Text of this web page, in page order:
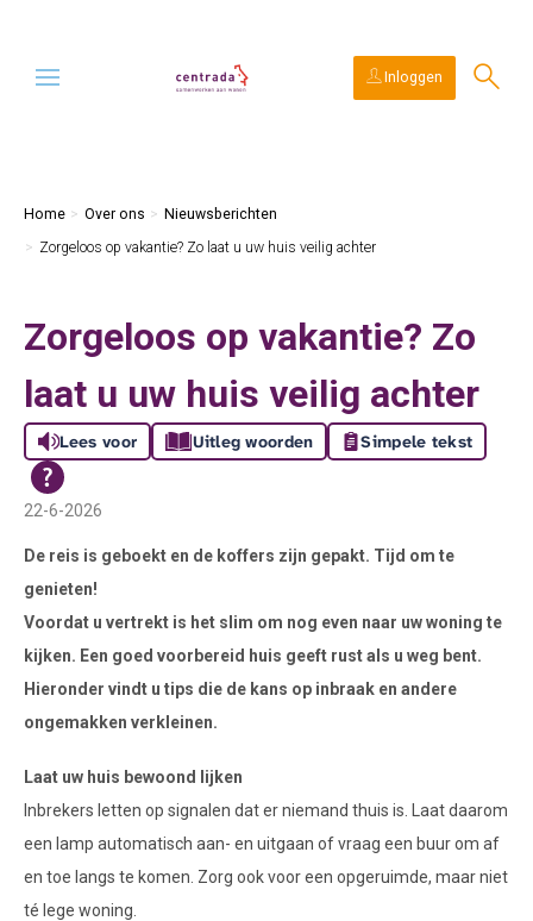
Naar de homepage
Ga naar Hoofd Inloggen
Home Over ons
Nieuwsberichten
Zorgeloos op vakantie? Zo laat u uw huis veilig achter
Zorgeloos op vakantie? Zo
laat u uw huis veilig achter
Lees voor Uitleg woorden Simpele tekst
22-6-2026
De reis is geboekt en de koffers zijn gepakt. Tijd om te
genieten!
Voordat u vertrekt is het slim om nog even naar uw woning te
kijken. Een goed voorbereid huis geeft rust als u weg bent.
Hieronder vindt u tips die de kans op inbraak en andere
ongemakken verkleinen.
Laat uw huis bewoond lijken
Inbrekers letten op signalen dat er niemand thuis is. Laat daarom
een lamp automatisch aan- en uitgaan of vraag een buur om af
en toe langs te komen. Zorg ook voor een opgeruimde, maar niet
té lege woning.